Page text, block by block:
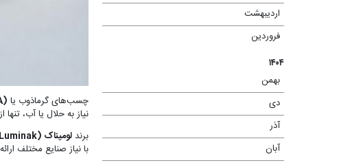
اردیبهشت
فروردین
۱۴۰۴
بهمن
دی
آذر
آبان
چسب‌های گرماذوب یا
نیاز به حلال یا آب،
برند لومیناک (Luminak)
با نیاز صنایع مختلف